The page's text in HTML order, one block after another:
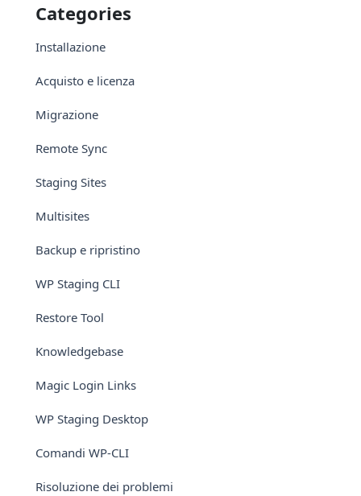
Categories
Installazione
Acquisto e licenza
Migrazione
Remote Sync
Staging Sites
Multisites
Backup e ripristino
WP Staging CLI
Restore Tool
Knowledgebase
Magic Login Links
WP Staging Desktop
Comandi WP-CLI
Risoluzione dei problemi